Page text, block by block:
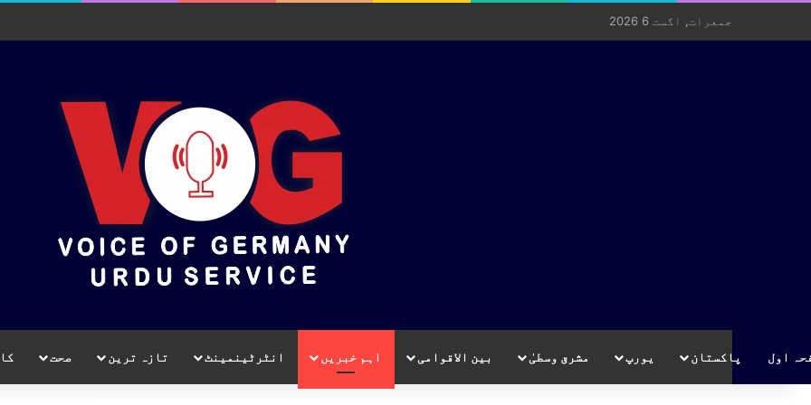
جمعرات, اگست 6 2026
اول پاکستان یورپ مشرق وسطیٰ بین الاقوامی اہم خبریں انٹرٹینمینٹ تازہ ترین صحت